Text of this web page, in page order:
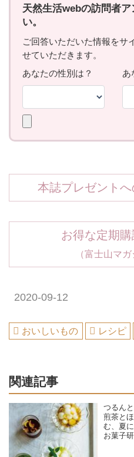
本誌プレゼント
お得な定期
（富士山マガ
2020-09-12
おいしいもの レシピ
関連記事
つるん
煎茶と
む、夏
お菓子